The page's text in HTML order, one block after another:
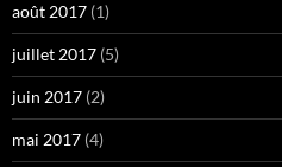
août 2017 (1)
juillet 2017 (5)
juin 2017 (2)
mai 2017 (4)